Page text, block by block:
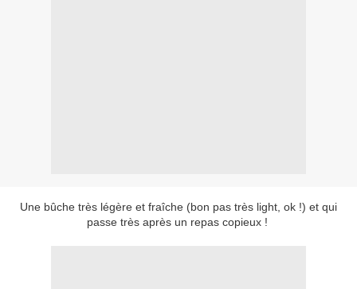
Une bûche très légère et fraîche (bon pas très light, ok !) et qui
passe très après un repas copieux !